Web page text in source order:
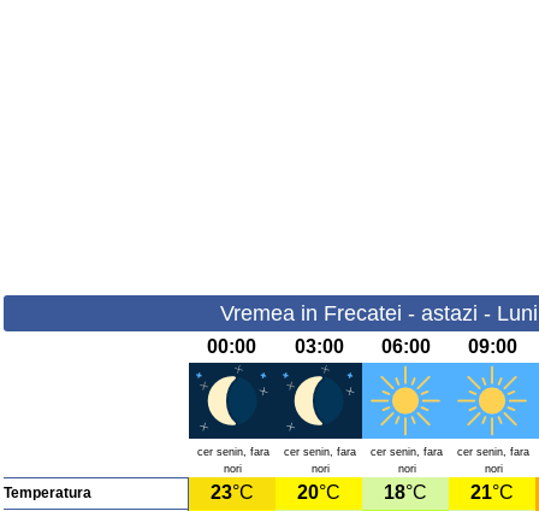
Vremea in Frecatei - astazi -
00:00 03:00 06:00 09:00
cer senin, fara
nori
cer senin, fara
nori
cer senin, fara
nori
cer senin, fara
nori
Temperatura 23°C 20°C 18°C 21°C